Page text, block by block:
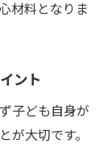
材料となりま
ント
子ども自身が
が大切です。